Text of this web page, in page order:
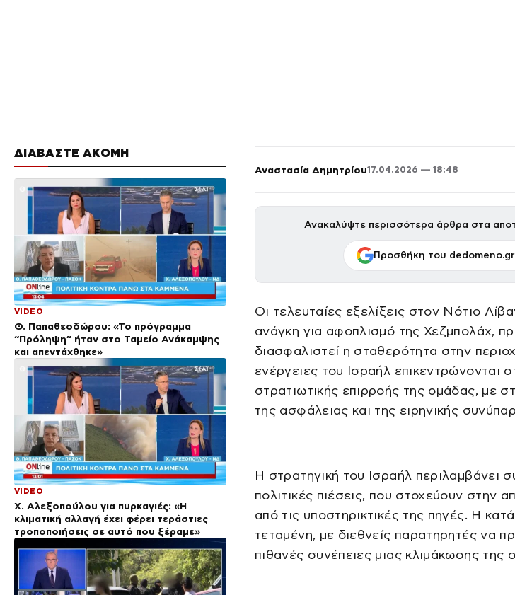
ΔΙΑΒΑΣΤΕ ΑΚΟΜΗ
VIDEO
Θ. Παπαθεοδώρου: «Το πρόγραμμα
“Πρόληψη” ήταν στο Ταμείο Ανάκαμψης
και απεντάχθηκε»
VIDEO
Χ. Αλεξοπούλου για πυρκαγιές: «Η
κλιματική αλλαγή έχει φέρει τεράστιες
τροποποιήσεις σε αυτό που ξέραμε»
Αναστασία Δημητρίου17.04.2026 — 18:48
Ανακαλύψτε περισσότερα άρθρα στα
Προσθήκη του
Οι τελευταίες εξελίξεις στον Νότιο
ανάγκη για αφοπλισμό της Χεζμπολάχ,
διασφαλιστεί η σταθερότητα στην
ενέργειες του Ισραήλ επικεντρώνονται
στρατιωτικής επιρροής της ομάδας, με
της ασφάλειας και της ειρηνικής
Η στρατηγική του Ισραήλ περιλαμβάνει
πολιτικές πιέσεις, που στοχεύουν στην
από τις υποστηρικτικές της πηγές. Η
τεταμένη, με διεθνείς παρατηρητές να
πιθανές συνέπειες μιας κλιμάκωσης της